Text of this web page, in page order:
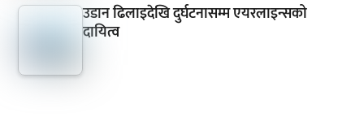
उडान ढिलाइदेखि दुर्घटनासम्म एयरलाइन्सको
दायित्व